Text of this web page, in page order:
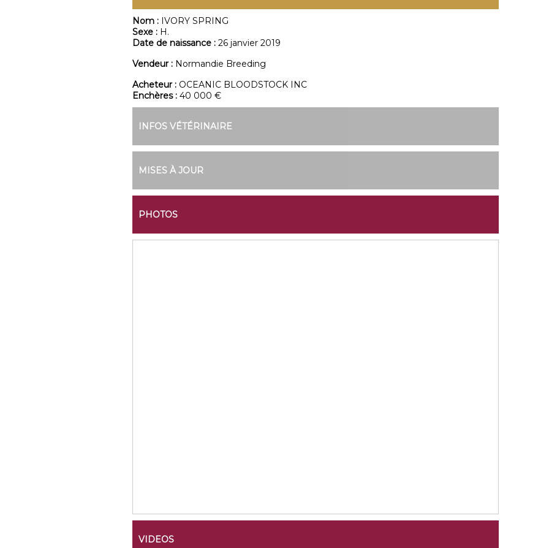
Nom : IVORY SPRING
Sexe : H.
Date de naissance : 26 janvier 2019
Vendeur : Normandie Breeding
Acheteur : OCEANIC BLOODSTOCK INC
Enchères : 40 000 €
INFOS VÉTÉRINAIRE
MISES À JOUR
PHOTOS
VIDEOS